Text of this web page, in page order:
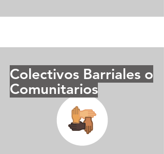
Colectivos Barriales o
Comunitarios